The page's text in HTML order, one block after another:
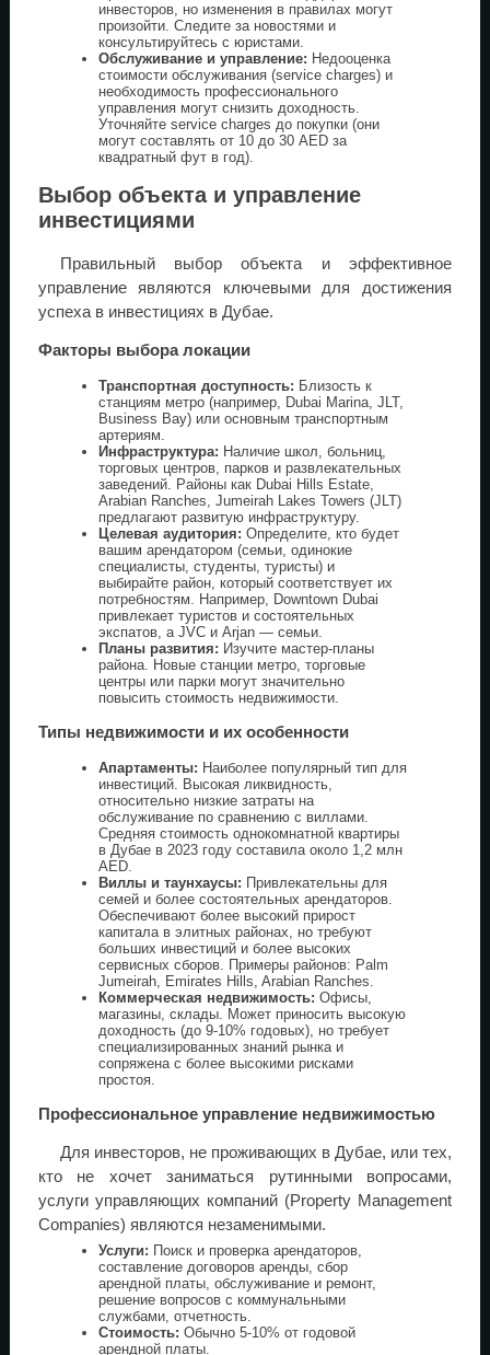
инвесторов, но изменения в правилах могут
произойти. Следите за новостями и
консультируйтесь с юристами.
Обслуживание и управление: Недооценка
стоимости обслуживания (service charges) и
необходимость профессионального
управления могут снизить доходность.
Уточняйте service charges до покупки (они
могут составлять от 10 до 30 AED за
квадратный фут в год).
Выбор объекта и управление
инвестициями
Правильный выбор объекта и эффективное
управление являются ключевыми для достижения
успеха в инвестициях в Дубае.
Факторы выбора локации
Транспортная доступность: Близость к
станциям метро (например, Dubai Marina, JLT,
Business Bay) или основным транспортным
артериям.
Инфраструктура: Наличие школ, больниц,
торговых центров, парков и развлекательных
заведений. Районы как Dubai Hills Estate,
Arabian Ranches, Jumeirah Lakes Towers (JLT)
предлагают развитую инфраструктуру.
Целевая аудитория: Определите, кто будет
вашим арендатором (семьи, одинокие
специалисты, студенты, туристы) и
выбирайте район, который соответствует их
потребностям. Например, Downtown Dubai
привлекает туристов и состоятельных
экспатов, а JVC и Arjan — семьи.
Планы развития: Изучите мастер-планы
района. Новые станции метро, торговые
центры или парки могут значительно
повысить стоимость недвижимости.
Типы недвижимости и их особенности
Апартаменты: Наиболее популярный тип для
инвестиций. Высокая ликвидность,
относительно низкие затраты на
обслуживание по сравнению с виллами.
Средняя стоимость однокомнатной квартиры
в Дубае в 2023 году составила около 1,2 млн
AED.
Виллы и таунхаусы: Привлекательны для
семей и более состоятельных арендаторов.
Обеспечивают более высокий прирост
капитала в элитных районах, но требуют
больших инвестиций и более высоких
сервисных сборов. Примеры районов: Palm
Jumeirah, Emirates Hills, Arabian Ranches.
Коммерческая недвижимость: Офисы,
магазины, склады. Может приносить высокую
доходность (до 9-10% годовых), но требует
специализированных знаний рынка и
сопряжена с более высокими рисками
простоя.
Профессиональное управление недвижимостью
Для инвесторов, не проживающих в Дубае, или тех,
кто не хочет заниматься рутинными вопросами,
услуги управляющих компаний (Property Management
Companies) являются незаменимыми.
Услуги: Поиск и проверка арендаторов,
составление договоров аренды, сбор
арендной платы, обслуживание и ремонт,
решение вопросов с коммунальными
службами, отчетность.
Стоимость: Обычно 5-10% от годовой
арендной платы.